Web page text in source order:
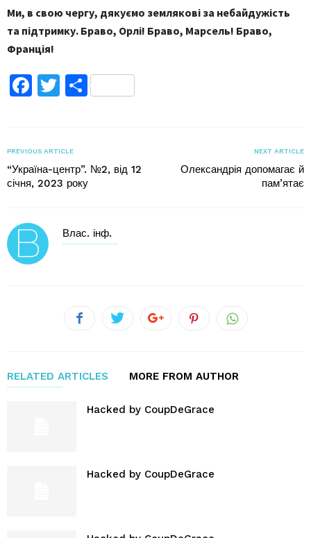
Ми, в свою чергу, дякуємо землякові за небайдужість
та підтримку. Браво, Орлі! Браво, Марсель! Браво,
Франція!
Facebook
TwitterПоділитися
PREVIOUS ARTICLE
“Україна-центр”. №2, від 12
січня, 2023 року
NEXT ARTICLE
Олександрія допомагає й
пам’ятає
Влас. інф.
RELATED ARTICLES MORE FROM AUTHOR
Hacked by CoupDeGrace
Hacked by CoupDeGrace